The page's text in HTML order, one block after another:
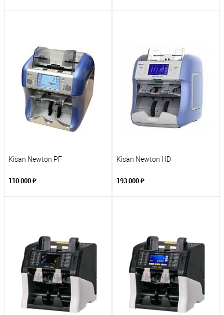
Kisan Newton PF
110 000 ₽
Kisan Newton HD
193 000 ₽